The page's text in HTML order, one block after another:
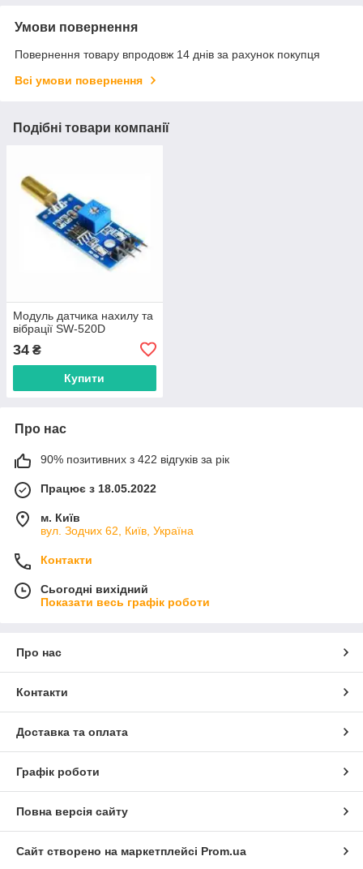
Умови повернення
Повернення товару впродовж 14 днів за рахунок покупця
Всі умови повернення
Подібні товари компанії
Модуль датчика нахилу та
вібрації SW-520D
34 ₴
Купити
Про нас
90% позитивних з 422 відгуків за рік
Працює з 18.05.2022
м. Київ
вул. Зодчих 62, Київ, Україна
Контакти
Сьогодні вихідний
Показати весь графік роботи
Про нас
Контакти
Доставка та оплата
Графік роботи
Повна версія сайту
Сайт створено на маркетплейсі Prom.ua